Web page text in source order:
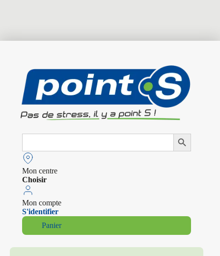
Search
Search Button
Mon centre
Choisir
Mon compte
S'identifier
Panier